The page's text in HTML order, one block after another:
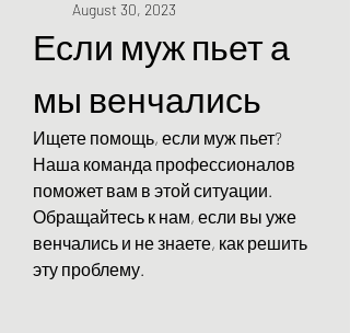
August 30, 2023
Если муж пьет а
мы венчались
Ищете помощь, если муж пьет?
Наша команда профессионалов
поможет вам в этой ситуации.
Обращайтесь к нам, если вы уже
венчались и не знаете, как решить
эту проблему.